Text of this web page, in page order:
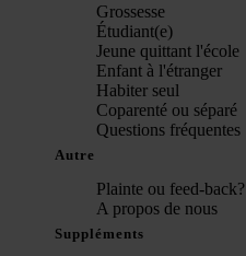
Grossesse
Étudiant(e)
Jeune quittant l'école
Enfant à l'étranger
Habiter seul
Coparenté ou séparé
Questions fréquentes
Autre
Plainte ou feed-back?
A propos de nous
Suppléments